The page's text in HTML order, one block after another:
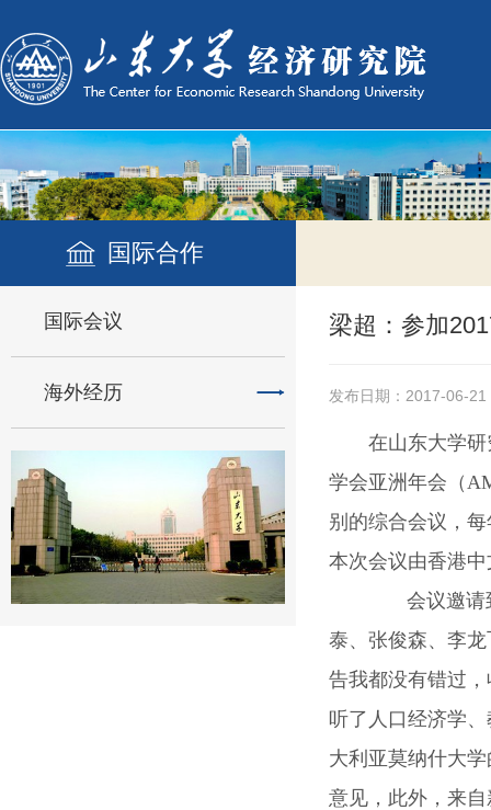
国际合作
国际会议
海外经历
梁超：参加
发布日期：2017-06-21
在山东大学
学会亚洲年会（
别的综合会议，
本次会议由香港
会议邀请到
泰、张俊森、李
告我都没有错过
听了人口经济学
大利亚莫纳什大
意见，此外，来